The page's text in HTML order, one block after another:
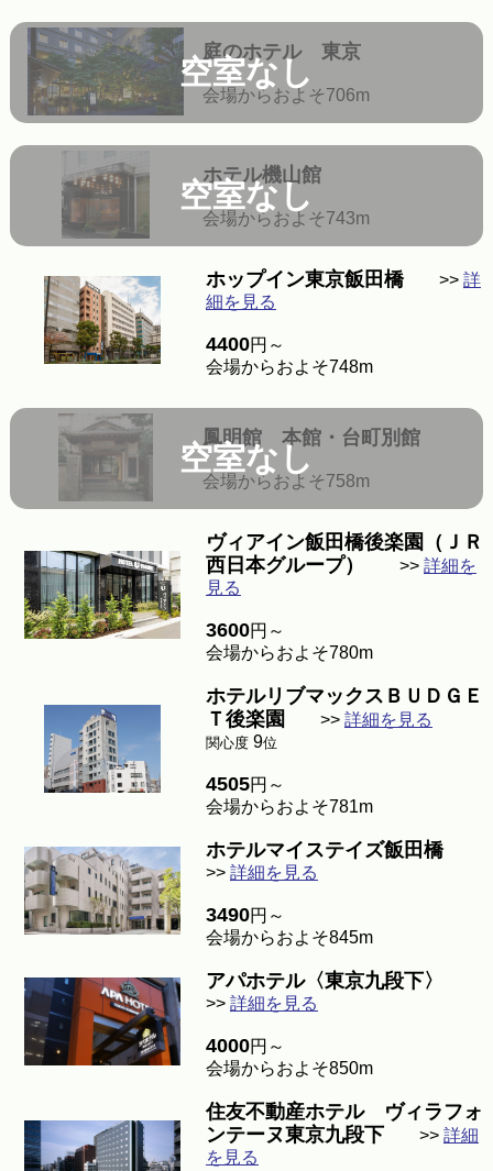
空室なし
庭のホテル 東京
会場からおよそ706m
空室なし
ホテル機山館
会場からおよそ743m
ホップイン東京飯田橋>> 詳
細を見る
4400円～
会場からおよそ748m
空室なし
鳳明館 本館・台町別館
会場からおよそ758m
ヴィアイン飯田橋後楽園（ＪＲ
西日本グループ）
>> 詳細を
見る
3600円～
会場からおよそ780m
ホテルリブマックスＢＵＤＧＥ
Ｔ後楽園
>> 詳細を見る
関心度 9位
4505円～
会場からおよそ781m
ホテルマイステイズ飯田橋
>> 詳細を見る
3490円～
会場からおよそ845m
アパホテル〈東京九段下〉
>> 詳細を見る
4000円～
会場からおよそ850m
住友不動産ホテル ヴィラフォ
ンテーヌ東京九段下 >> 詳細
を見る